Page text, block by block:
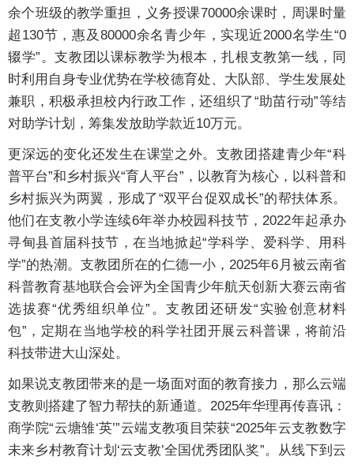
余个班级的教学重担，义务授课70000余课时，周课时量
超130节，惠及80000余名青少年，实现近2000名学生“0
辍学”。支教团以课标教学为根本，扎根支教第一线，同
时利用自身专业优势在学校德育处、大队部、学生发展处
兼职，积极承担校内行政工作，还组织了“助苗行动”等结
对助学计划，筹集发放助学款近10万元。
更深远的变化还发生在课堂之外。支教团搭建青少年“科
普平台”和乡村振兴“育人平台”，以教育为核心，以科普和
乡村振兴为两翼，形成了“双平台促双成长”的帮扶体系。
他们在支教小学连续6年举办校园科技节，2022年起承办
寻甸县首届科技节，在当地掀起“学科学、爱科学、用科
学”的热潮。支教团所在的仁德一小，2025年6月被云南省
科普教育基地联合会评为全国青少年航天创新大赛云南省
选拔赛“优秀组织单位”。支教团还研发“实验创意材料
包”，定期在当地学校的科学社团开展云科普课，将前沿
科技带进大山深处。
如果说支教团带来的是一场面对面的教育接力，那么云端
支教则搭建了智力帮扶的新通道。2025年华理再传喜讯：
商学院“云塘雏‘英’”云端支教项目荣获“2025年云支教数字
未来乡村教育计划‘云支教’全国优秀团队奖”。从线下到云